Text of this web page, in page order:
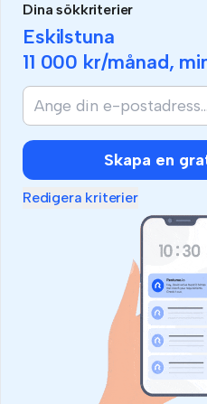
Dina sökkriterier
Eskilstuna
11 000 kr/månad,
Skapa en
Redigera kriterier